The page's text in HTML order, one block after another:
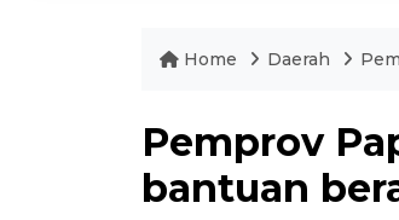
Home Daerah
Pemprov
bantuan